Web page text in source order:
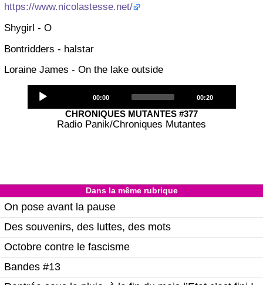
https://www.nicolastesse.net/
Shygirl - O
Bontridders - halstar
Loraine James - On the lake outside
Player
Current
00:00
Total
00:20
CHRONIQUES MUTANTES #377
Radio Panik/Chroniques Mutantes
Dans la même rubrique
On pose avant la pause
Des souvenirs, des luttes, des mots
Octobre contre le fascisme
Bandes #13